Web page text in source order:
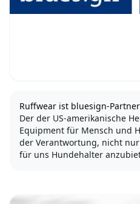
Ruffwear ist bluesign-Partner
Der der US-amerikanische
Equipment für Mensch und
der Verantwortung, nicht
für uns Hundehalter